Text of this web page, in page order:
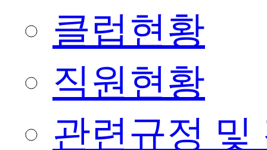
클럽현황
직원현황
관련규정 및